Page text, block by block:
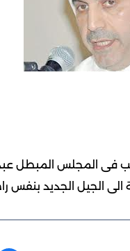
فى المجلس المبطل
الى الجيل الجديد بنفس